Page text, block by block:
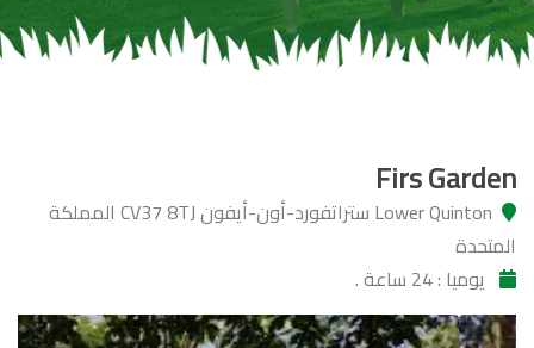
Firs Garden
Lower Quinton ستراتفورد-أون-أيفون CV37 8TJ المملكة
المتحدة
يوميا : 24 ساعة .